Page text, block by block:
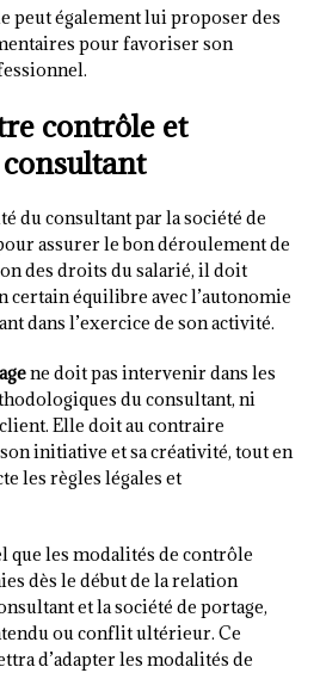
peut également lui proposer des
pour favoriser son
contrôle et
du consultant par la société de
assurer le bon déroulement de
des droits du salarié, il doit
certain équilibre avec l’autonomie
dans l’exercice de son activité.
ne doit pas intervenir dans les
du consultant, ni
Elle doit au contraire
initiative et sa créativité, tout en
les règles légales et
que les modalités de contrôle
dès le début de la relation
et la société de portage,
ou conflit ultérieur. Ce
d’adapter les modalités de